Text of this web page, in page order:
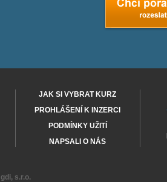
JAK SI VYBRAT KURZ
PROHLÁŠENÍ K INZERCI
PODMÍNKY UŽITÍ
NAPSALI O NÁS
gdi, s.r.o.